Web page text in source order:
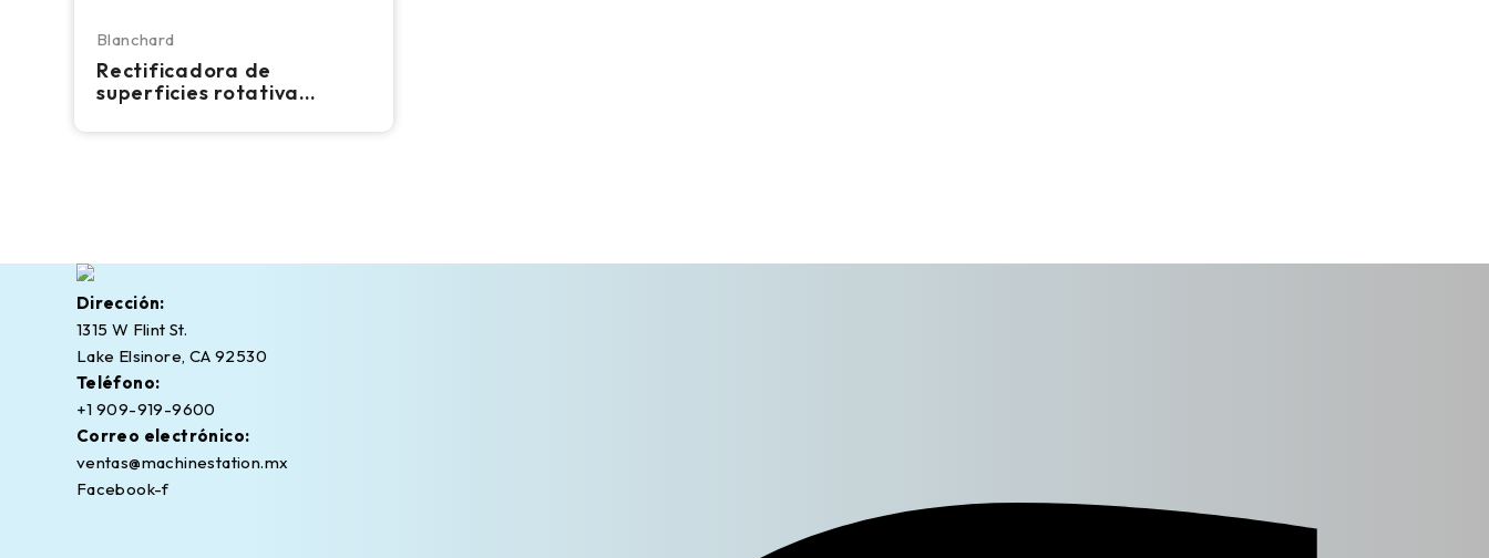
Blanchard
Rectificadora de
superficies rotativa
Dirección:
1315 W Flint St.
Lake Elsinore, CA 92530
Teléfono:
+1 909-919-9600
Correo electrónico:
ventas@machinestation.mx
Facebook-f